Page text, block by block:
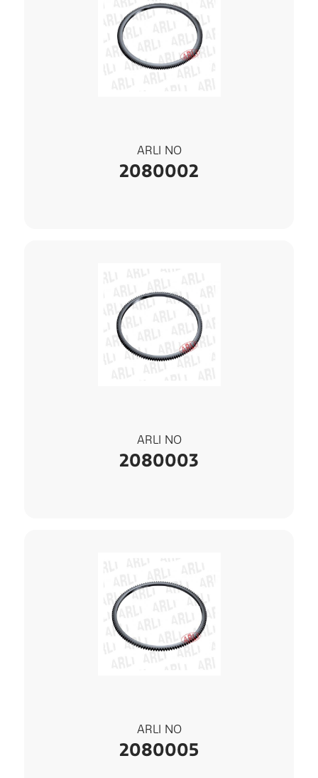
ARLI NO
2080002
ARLI NO
2080003
ARLI NO
2080005